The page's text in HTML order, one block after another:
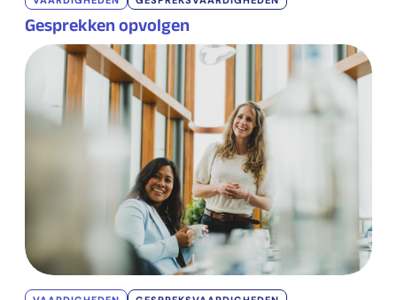
Gesprekken opvolgen